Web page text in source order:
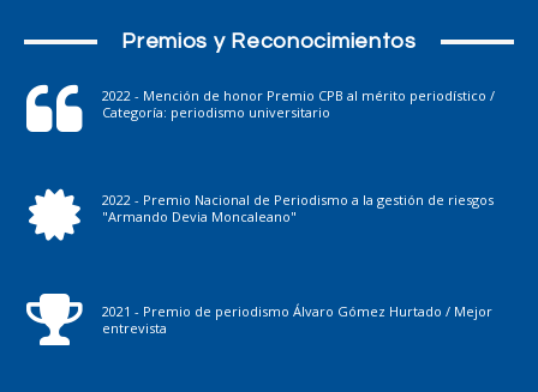
Premios y Reconocimientos
2022 - Mención de honor Premio CPB al mérito periodístico /
Categoría: periodismo universitario
2022 - Premio Nacional de Periodismo a la gestión de riesgos
"Armando Devia Moncaleano"
2021 - Premio de periodismo Álvaro Gómez Hurtado / Mejor
entrevista